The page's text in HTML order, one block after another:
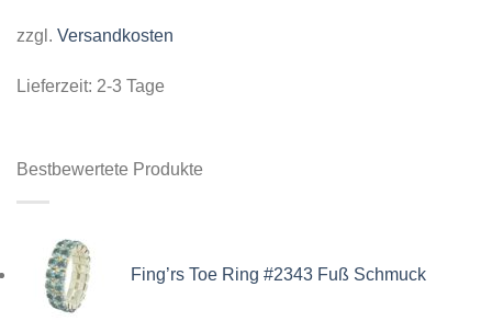
zzgl. Versandkosten
Lieferzeit: 2-3 Tage
Bestbewertete Produkte
Fing’rs Toe Ring #2343 Fuß Schmuck